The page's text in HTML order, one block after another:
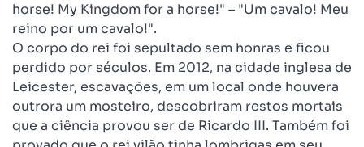
horse! My Kingdom for a horse!" – "Um cavalo! Meu
reino por um cavalo!".
O corpo do rei foi sepultado sem honras e ficou
perdido por séculos. Em 2012, na cidade inglesa de
Leicester, escavações, em um local onde houvera
outrora um mosteiro, descobriram restos mortais
que a ciência provou ser de Ricardo III. Também foi